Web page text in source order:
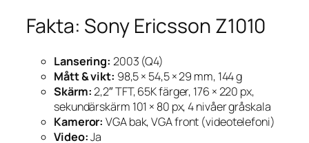
Fakta: Sony Ericsson Z1010
Lansering: 2003 (Q4)
Mått & vikt: 98,5 × 54,5 × 29 mm, 144 g
Skärm:2,2″ TFT, 65K färger, 176 × 220 px,
sekundärskärm 101 × 80 px, 4 nivåer gråskala
Kameror: VGA bak, VGA front (videotelefoni)
Video:Ja